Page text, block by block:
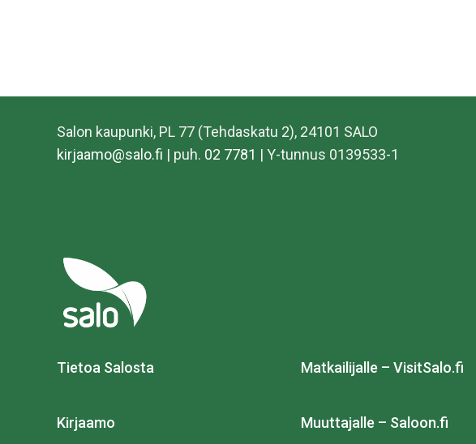
Salon kaupunki, PL 77 (Tehdaskatu 2), 24101 SALO
kirjaamo@salo.fi | puh. 02 7781 | Y-tunnus 0139533-1
Tietoa Salosta
Kirjaamo
Matkailijalle – VisitSalo.fi
Muuttajalle – Saloon.fi